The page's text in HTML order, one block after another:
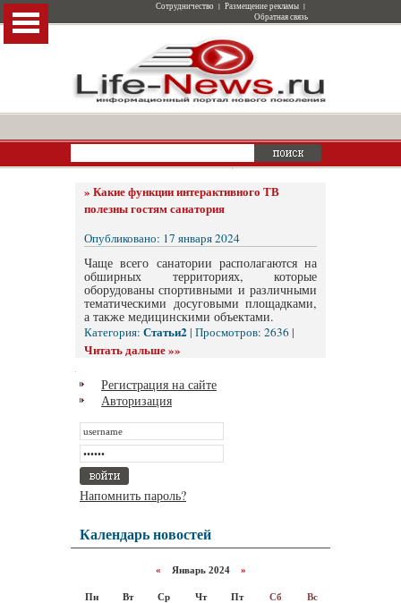
Сотрудничество | Размещение рекламы |
Обратная связь
» Какие функции интерактивного ТВ
полезны гостям санатория
Опубликовано: 17 января 2024
Чаще всего санатории располагаются на
обширных территориях, которые
оборудованы спортивными и различными
тематическими досуговыми площадками,
а также медицинскими объектами.
Категория: Статьи2| Просмотров: 2636 |
Читать дальше »»
Регистрация на сайте
Авторизация
Напомнить пароль?
Календарь новостей
« Январь 2024 »
Пн Вт Ср Чт Пт Сб Вс